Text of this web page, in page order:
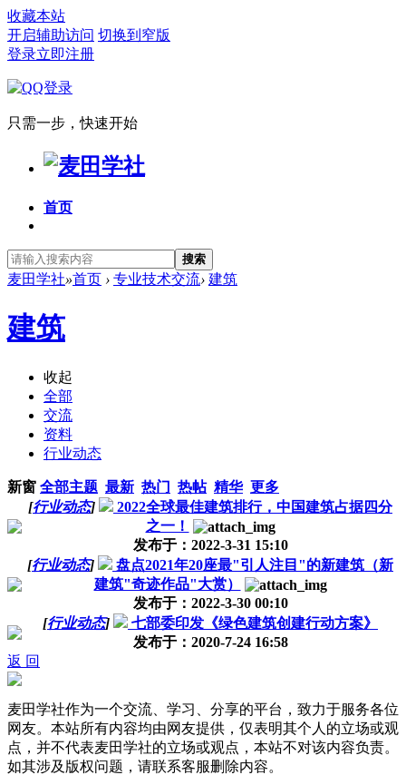
收藏本站
开启辅助访问 切换到窄版
登录立即注册
只需一步，快速开始
首页
搜索
麦田学社»首页 › 专业技术交流› 建筑
建筑
收起
全部
交流
资料
行业动态
新窗 全部主题 最新 热门 热帖 精华 更多
[行业动态]
2022全球最佳建筑排行，中国建筑占据四分
之一！
发布于：2022-3-31 15:10
[行业动态]
盘点2021年20座最"引人注目"的新建筑（新
建筑"奇迹作品"大赏）
发布于：2022-3-30 00:10
[行业动态]
七部委印发《绿色建筑创建行动方案》
发布于：2020-7-24 16:58
返 回
麦田学社作为一个交流、学习、分享的平台，致力于服务各位
网友。本站所有内容均由网友提供，仅表明其个人的立场或观
点，并不代表麦田学社的立场或观点，本站不对该内容负责。
如其涉及版权问题，请联系客服删除内容。